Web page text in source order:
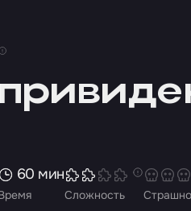
60 мин
Сложность